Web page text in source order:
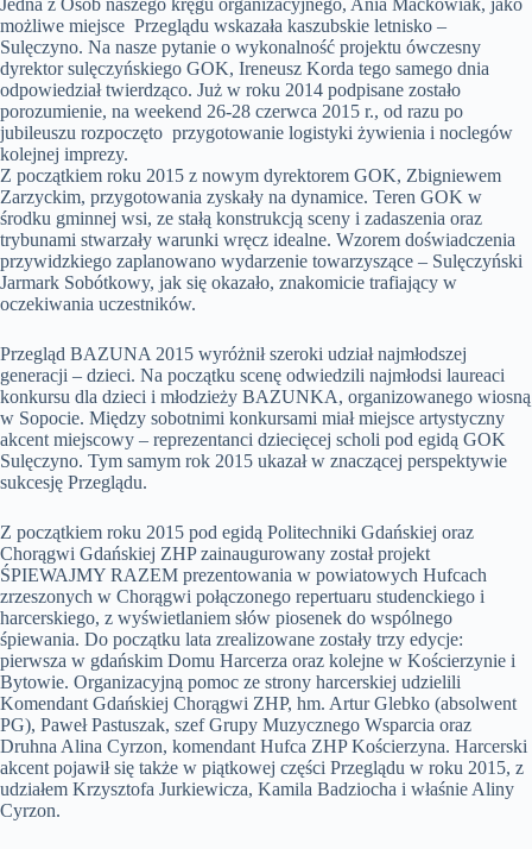
Jedna z Osób naszego kręgu organizacyjnego, Ania Maćkowiak, jako
możliwe miejsce Przeglądu wskazała kaszubskie letnisko –
Sulęczyno. Na nasze pytanie o wykonalność projektu ówczesny
dyrektor sulęczyńskiego GOK, Ireneusz Korda tego samego dnia
odpowiedział twierdząco. Już w roku 2014 podpisane zostało
porozumienie, na weekend 26-28 czerwca 2015 r., od razu po
jubileuszu rozpoczęto przygotowanie logistyki żywienia i noclegów
kolejnej imprezy.
Z początkiem roku 2015 z nowym dyrektorem GOK, Zbigniewem
Zarzyckim, przygotowania zyskały na dynamice. Teren GOK w
środku gminnej wsi, ze stałą konstrukcją sceny i zadaszenia oraz
trybunami stwarzały warunki wręcz idealne. Wzorem doświadczenia
przywidzkiego zaplanowano wydarzenie towarzyszące – Sulęczyński
Jarmark Sobótkowy, jak się okazało, znakomicie trafiający w
oczekiwania uczestników.
Przegląd BAZUNA 2015 wyróżnił szeroki udział najmłodszej
generacji – dzieci. Na początku scenę odwiedzili najmłodsi laureaci
konkursu dla dzieci i młodzieży BAZUNKA, organizowanego wiosną
w Sopocie. Między sobotnimi konkursami miał miejsce artystyczny
akcent miejscowy – reprezentanci dziecięcej scholi pod egidą GOK
Sulęczyno. Tym samym rok 2015 ukazał w znaczącej perspektywie
sukcesję Przeglądu.
Z początkiem roku 2015 pod egidą Politechniki Gdańskiej oraz
Chorągwi Gdańskiej ZHP zainaugurowany został projekt
ŚPIEWAJMY RAZEM prezentowania w powiatowych Hufcach
zrzeszonych w Chorągwi połączonego repertuaru studenckiego i
harcerskiego, z wyświetlaniem słów piosenek do wspólnego
śpiewania. Do początku lata zrealizowane zostały trzy edycje:
pierwsza w gdańskim Domu Harcerza oraz kolejne w Kościerzynie i
Bytowie. Organizacyjną pomoc ze strony harcerskiej udzielili
Komendant Gdańskiej Chorągwi ZHP, hm. Artur Glebko (absolwent
PG), Paweł Pastuszak, szef Grupy Muzycznego Wsparcia oraz
Druhna Alina Cyrzon, komendant Hufca ZHP Kościerzyna. Harcerski
akcent pojawił się także w piątkowej części Przeglądu w roku 2015, z
udziałem Krzysztofa Jurkiewicza, Kamila Badziocha i właśnie Aliny
Cyrzon.